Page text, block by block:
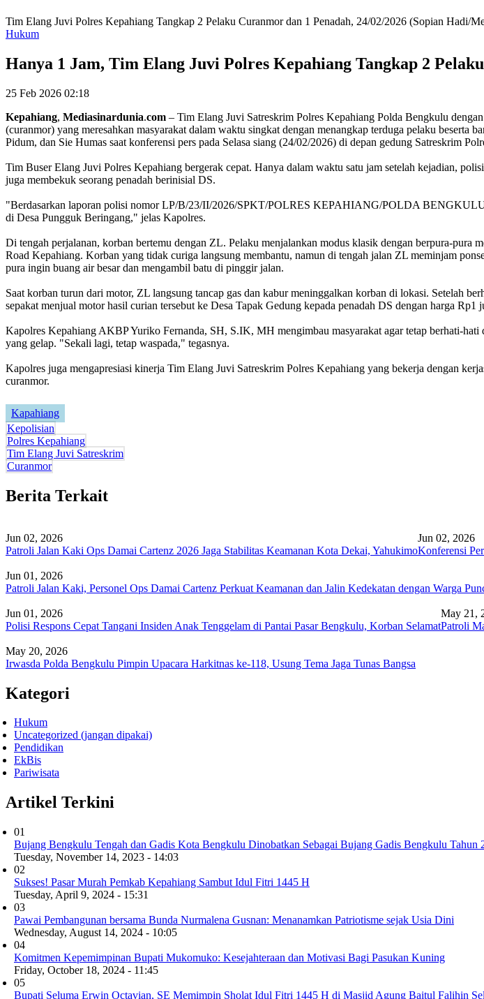
Tim Elang Juvi Polres Kepahiang Tangkap 2 Pelaku Curanmor dan 1 Penadah, 24/02/2026 (Sopian Hadi/
Hukum
Hanya 1 Jam, Tim Elang Juvi Polres Kepahiang Tangkap 2
25 Feb 2026 02:18
Kepahiang, Mediasinardunia.com – Tim Elang Juvi Satreskrim Polres Kepahiang Polda Bengkulu
(curanmor) yang meresahkan masyarakat dalam waktu singkat dengan menangkap terduga pelaku
Pidum, dan Sie Humas saat konferensi pers pada Selasa siang (24/02/2026) di depan gedung Satreskrim
Tim Buser Elang Juvi Polres Kepahiang bergerak cepat. Hanya dalam waktu satu jam setelah kejadian,
juga membekuk seorang penadah berinisial DS.
"Berdasarkan laporan polisi nomor LP/B/23/II/2026/SPKT/POLRES KEPAHIANG/POLDA BENGKULU
di Desa Pungguk Beringang," jelas Kapolres.
Di tengah perjalanan, korban bertemu dengan ZL. Pelaku menjalankan modus klasik dengan berpura-
Road Kepahiang. Korban yang tidak curiga langsung membantu, namun di tengah jalan ZL meminjam
pura ingin buang air besar dan mengambil batu di pinggir jalan.
Saat korban turun dari motor, ZL langsung tancap gas dan kabur meninggalkan korban di lokasi. Setelah
sepakat menjual motor hasil curian tersebut ke Desa Tapak Gedung kepada penadah DS dengan harga Rp1
Kapolres Kepahiang AKBP Yuriko Fernanda, SH, S.IK, MH mengimbau masyarakat agar tetap berhati-
yang gelap. "Sekali lagi, tetap waspada," tegasnya.
Kapolres juga mengapresiasi kinerja Tim Elang Juvi Satreskrim Polres Kepahiang yang bekerja dengan
curanmor.
Kapahiang
Kepolisian
Polres Kepahiang
Tim Elang Juvi Satreskrim
Curanmor
Berita Terkait
Jun 02, 2026
Patroli Jalan Kaki Ops Damai Cartenz 2026 Jaga Stabilitas Keamanan Kota Dekai, Yahukimo
Jun 02, 2026
Konferensi
Jun 01, 2026
Patroli Jalan Kaki, Personel Ops Damai Cartenz Perkuat Keamanan dan Jalin Kedekatan dengan Warga
Jun 01, 2026
Polisi Respons Cepat Tangani Insiden Anak Tenggelam di Pantai Pasar Bengkulu, Korban Selamat
May 21,
Patroli
May 20, 2026
Irwasda Polda Bengkulu Pimpin Upacara Harkitnas ke-118, Usung Tema Jaga Tunas Bangsa
Kategori
Hukum
Uncategorized (jangan dipakai)
Pendidikan
EkBis
Pariwisata
Artikel Terkini
01
Bujang Bengkulu Tengah dan Gadis Kota Bengkulu Dinobatkan Sebagai Bujang Gadis Bengkulu Tahun
Tuesday, November 14, 2023 - 14:03
02
Sukses! Pasar Murah Pemkab Kepahiang Sambut Idul Fitri 1445 H
Tuesday, April 9, 2024 - 15:31
03
Pawai Pembangunan bersama Bunda Nurmalena Gusnan: Menanamkan Patriotisme sejak Usia Dini
Wednesday, August 14, 2024 - 10:05
04
Komitmen Kepemimpinan Bupati Mukomuko: Kesejahteraan dan Motivasi Bagi Pasukan Kuning
Friday, October 18, 2024 - 11:45
05
Bupati Seluma Erwin Octavian, SE Memimpin Sholat Idul Fitri 1445 H di Masjid Agung Baitul Falihin